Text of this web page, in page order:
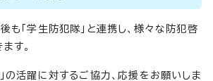
も「学生防犯隊」と連携し、様々な防犯啓
す。
の活躍に対するご協力、応援をお願いしま